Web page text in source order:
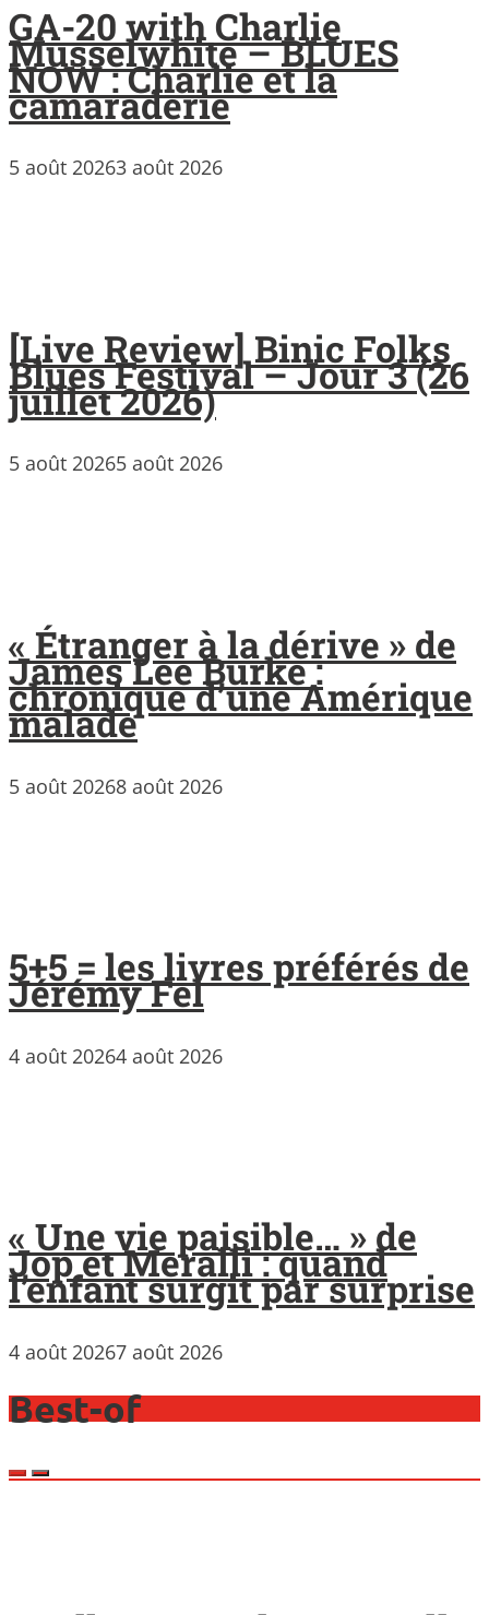
GA-20 with Charlie
Musselwhite – BLUES
NOW : Charlie et la
camaraderie
5 août 20263 août 2026
[Live Review] Binic Folks
Blues Festival – Jour 3 (26
juillet 2026)
5 août 20265 août 2026
« Étranger à la dérive » de
James Lee Burke :
chronique d’une Amérique
malade
5 août 20268 août 2026
5+5 = les livres préférés de
Jérémy Fel
4 août 20264 août 2026
« Une vie paisible… » de
Jop et Meralli : quand
l’enfant surgit par surprise
4 août 20267 août 2026
Best-of